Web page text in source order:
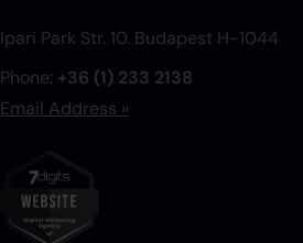
Ipari Park Str. 10. Budapest H-1044
Phone: +36 (1) 233 2138
Email Address »